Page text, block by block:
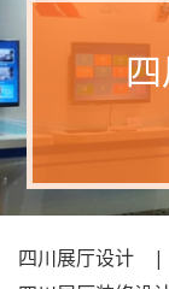
四川展厅设